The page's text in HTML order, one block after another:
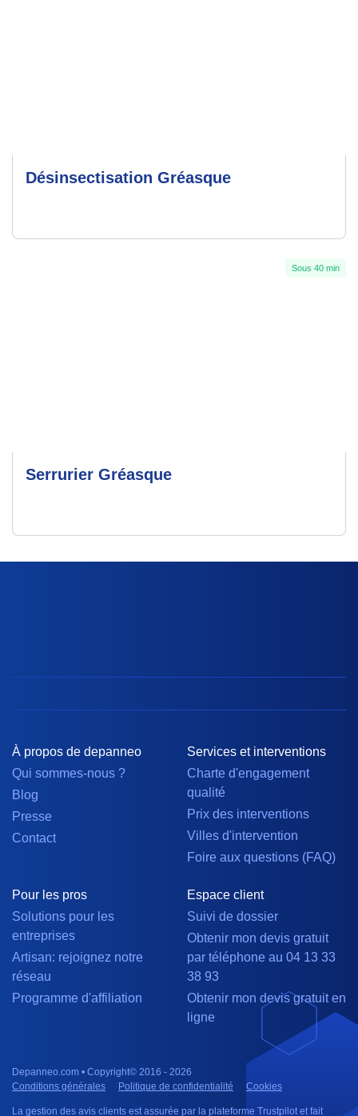
Désinsectisation Gréasque
Sous 40 min
Serrurier Gréasque
À propos de depanneo
Qui sommes-nous ?
Blog
Presse
Contact
Services et interventions
Charte d'engagement
qualité
Prix des interventions
Villes d'intervention
Foire aux questions (FAQ)
Pour les pros
Solutions pour les
entreprises
Artisan: rejoignez notre
réseau
Programme d'affiliation
Espace client
Suivi de dossier
Obtenir mon devis gratuit
par téléphone au 04 13 33
38 93
Obtenir mon devis gratuit en
ligne
Depanneo.com • Copyright© 2016 - 2026
Conditions générales
Politique de confidentialité Cookies
La gestion des avis clients est assurée par la plateforme Trustpilot et fait